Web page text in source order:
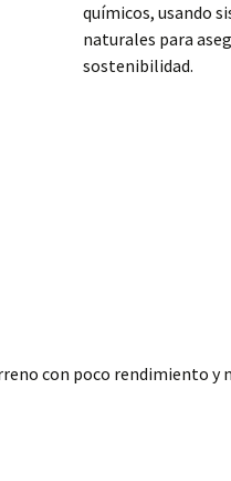
químicos, usando
naturales para
sostenibilidad.
con poco rendimiento y